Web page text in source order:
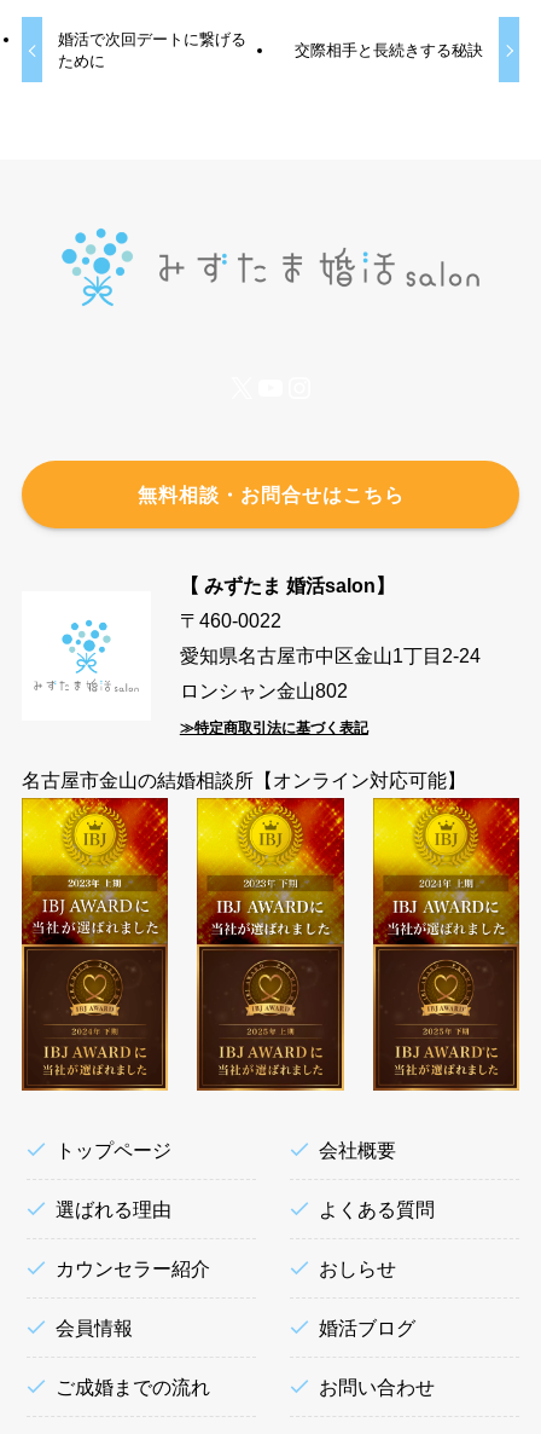
婚活で次回デートに繋げる
ために
交際相手と長続きする秘訣
無料相談・お問合せはこちら
【 みずたま 婚活salon】
〒460-0022
愛知県名古屋市中区金山1丁目2-24
ロンシャン金山802
≫特定商取引法に基づく表記
名古屋市金山の結婚相談所【オンライン対応可能】
トップページ
選ばれる理由
カウンセラー紹介
会員情報
ご成婚までの流れ
会社概要
よくある質問
おしらせ
婚活ブログ
お問い合わせ